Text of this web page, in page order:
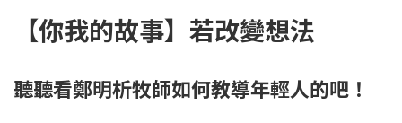
【你我的故事】若改變想法
聽聽看鄭明析牧師如何教導年輕人的吧！